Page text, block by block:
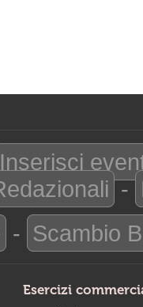
Inserisci
-
- Scambio
Esercizi